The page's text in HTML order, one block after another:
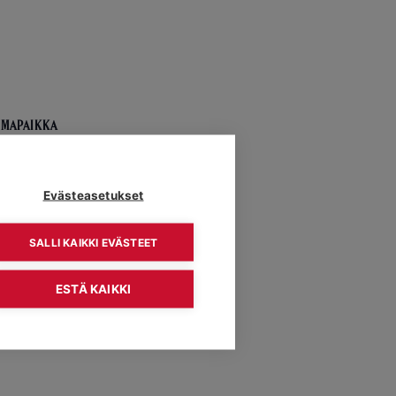
Evästeasetukset
SALLI KAIKKI EVÄSTEET
ESTÄ KAIKKI